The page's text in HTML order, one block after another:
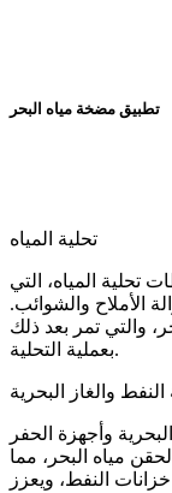
تطبيق مضخة مياه البحر
تحلية المياه
المياه، التي
الأملاح والشوائب.
والتي تمر بعد ذلك
بعملية التحلية.
والغاز البحرية
وأجهزة الحفر
مياه البحر، مما
النفط، ويعزز